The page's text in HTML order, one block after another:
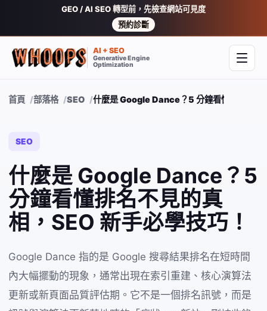
GEO / AI SEO 轉型前，先檢查網站可見度
預約診斷
AI + SEO
Generative Engine
Optimization
開啟
首頁 部落格 SEO 什麼是 Google Dance？5 分鐘看懂排名不見
SEO
什麼是 Google Dance？5
分鐘看懂排名不見的真
相，SEO 新手必學技巧！
Google Dance 指的是 Google 搜尋結果排名在短時間
內大幅擺動的現象，通常出現在索引重建、核心演算法
更新或新頁面品質評估期。它不是一個排名訊號，而是